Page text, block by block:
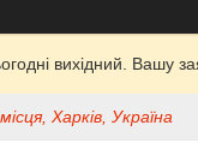
вихідний. Вашу
Харків, Україна